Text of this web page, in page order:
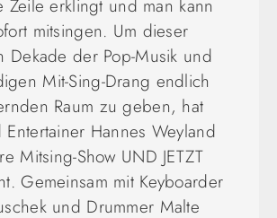
Zeile erklingt und man kann
mitsingen. Um dieser
Dekade der Pop-Musik und
Mit-Sing-Drang endlich
Raum zu geben, hat
Hannes Weyland
Mitsing-Show UND JETZT
Gemeinsam mit Keyboarder
und Drummer Malte